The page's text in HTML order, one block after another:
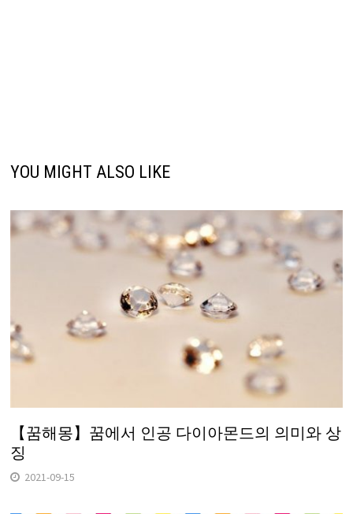
YOU MIGHT ALSO LIKE
【꿈해몽】꿈에서 인공 다이아몬드의 의미와 상
징
2021-09-15